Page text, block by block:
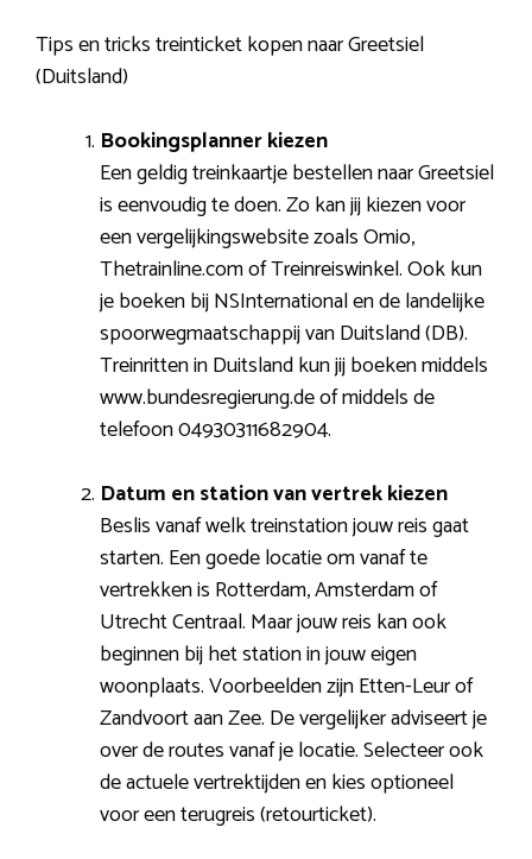
Tips en tricks treinticket kopen naar Greetsiel
(Duitsland)
Bookingsplanner kiezen
Een geldig treinkaartje bestellen naar Greetsiel
is eenvoudig te doen. Zo kan jij kiezen voor
een vergelijkingswebsite zoals Omio,
Thetrainline.com of Treinreiswinkel. Ook kun
je boeken bij NSInternational en de landelijke
spoorwegmaatschappij van Duitsland (DB).
Treinritten in Duitsland kun jij boeken middels
www.bundesregierung.de of middels de
telefoon 04930311682904.
Datum en station van vertrek kiezen
Beslis vanaf welk treinstation jouw reis gaat
starten. Een goede locatie om vanaf te
vertrekken is Rotterdam, Amsterdam of
Utrecht Centraal. Maar jouw reis kan ook
beginnen bij het station in jouw eigen
woonplaats. Voorbeelden zijn Etten-Leur of
Zandvoort aan Zee. De vergelijker adviseert je
over de routes vanaf je locatie. Selecteer ook
de actuele vertrektijden en kies optioneel
voor een terugreis (retourticket).